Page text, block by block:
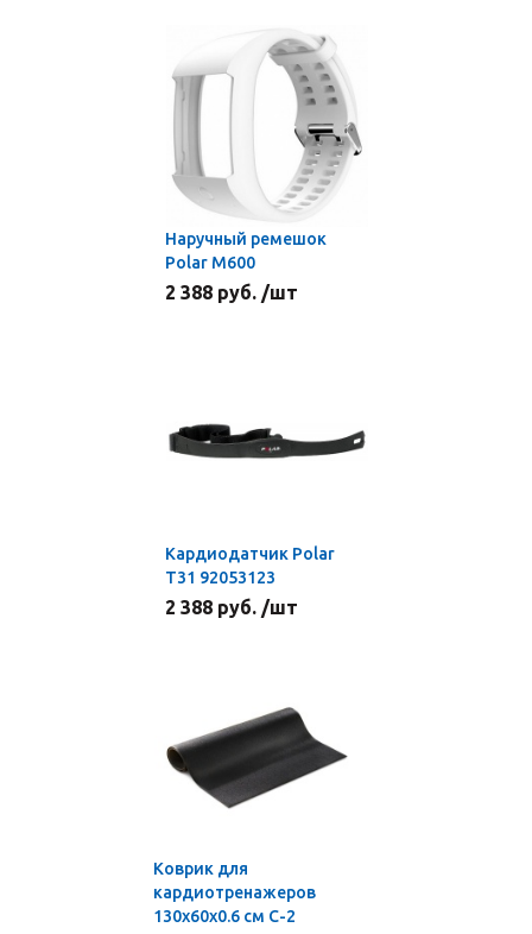
Наручный ремешок
Polar M600
2 388 руб. /шт
Кардиодатчик Polar
Т31 92053123
2 388 руб. /шт
Коврик для
кардиотренажеров
130х60х0.6 см С-2